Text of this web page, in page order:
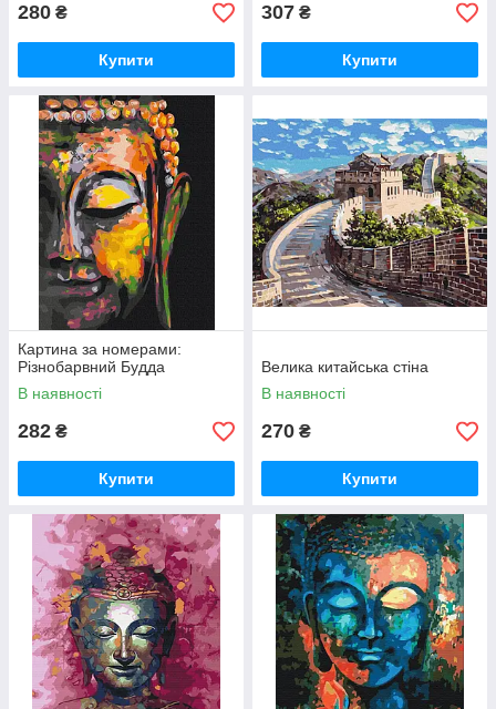
280 ₴
Купити
307 ₴
Купити
Картина за номерами:
Різнобарвний Будда
В наявності
282 ₴
Купити
Велика китайська стіна
В наявності
270 ₴
Купити